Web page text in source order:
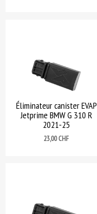
Éliminateur canister EVAP
Jetprime BMW G 310 R
2021-25
Prix
23,00 CHF